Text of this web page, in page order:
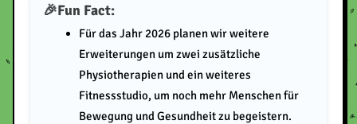
Fun Fact:
Für das Jahr 2026 planen wir weitere
Erweiterungen um zwei zusätzliche
Physiotherapien und ein weiteres
Fitnessstudio, um noch mehr Menschen für
Bewegung und Gesundheit zu begeistern.